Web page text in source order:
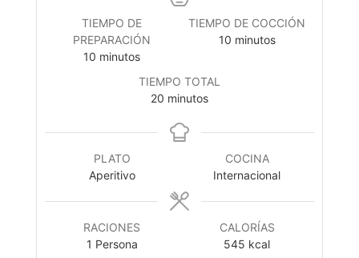
TIEMPO DE
PREPARACIÓN
10 minutos
minutos
TIEMPO DE COCCIÓN
10minutos
minutos
TIEMPO TOTAL
20minutos
minutos
PLATO
Aperitivo
COCINA
Internacional
RACIONES
1 Persona
CALORÍAS
545 kcal